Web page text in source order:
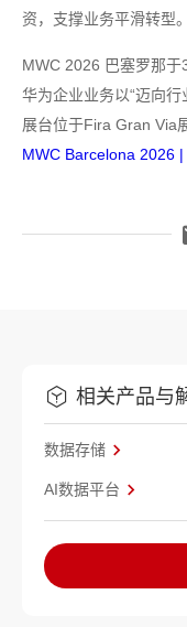
资，支撑业务平滑转型。
MWC 2026 巴塞罗那于
华为企业业务以“迈向
展台位于Fira Gran Via
MWC Barcelona 2026
相关产品与
数据存储
AI数据平台